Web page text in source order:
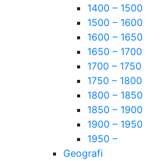
1400 – 1500
1500 – 1600
1600 – 1650
1650 – 1700
1700 – 1750
1750 – 1800
1800 – 1850
1850 – 1900
1900 – 1950
1950 –
Geografi